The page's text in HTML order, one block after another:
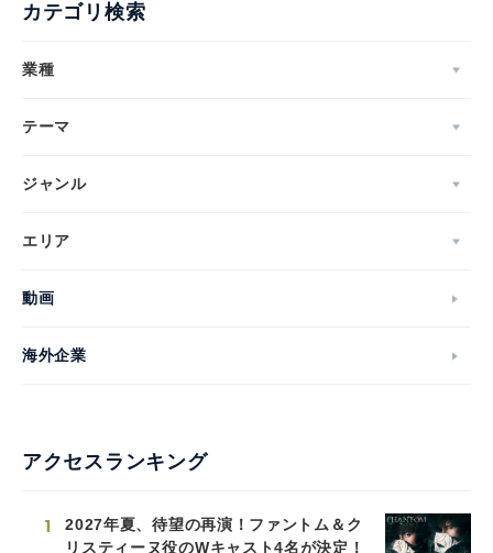
カテゴリ検索
業種
テーマ
ジャンル
エリア
動画
海外企業
アクセスランキング
1
2027年夏、待望の再演！ファントム＆ク
リスティーヌ役のWキャスト4名が決定！